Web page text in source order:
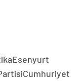
Esenyurt